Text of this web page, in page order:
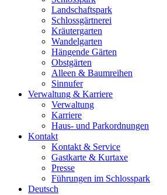
Landschaftspark
Schlossgärtnerei
Kräutergarten
Wandelgarten
Hängende Gärten
Obstgärten
Alleen & Baumreihen
Sinnufer
Verwaltung & Karriere
Verwaltung
Karriere
Haus- und Parkordnungen
Kontakt
Kontakt & Service
Gastkarte & Kurtaxe
Presse
Führungen im Schlosspark
Deutsch